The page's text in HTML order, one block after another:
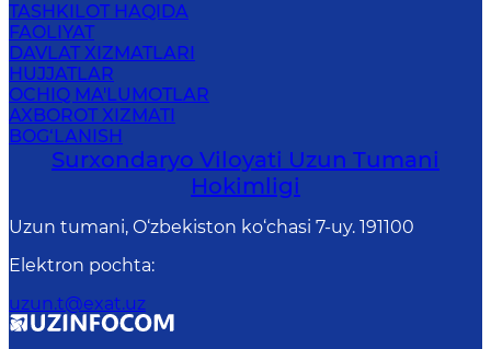
TASHKILOT HAQIDA
FAOLIYAT
DAVLAT XIZMATLARI
HUJJATLAR
OCHIQ MA'LUMOTLAR
AXBOROT XIZMATI
BOG‘LANISH
Surxondaryo Viloyati Uzun Tumani
Hokimligi
Uzun tumani, O‘zbekiston ko‘chasi 7-uy. 191100
Elektron pochta:
uzun.t@exat.uz